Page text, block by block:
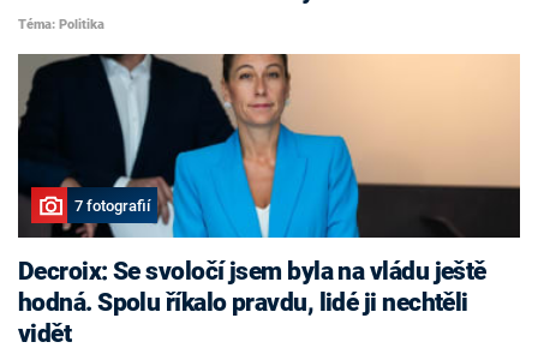
Téma: Politika
7 fotografií
Decroix: Se svoločí jsem byla na vládu ještě
hodná. Spolu říkalo pravdu, lidé ji nechtěli
vidět